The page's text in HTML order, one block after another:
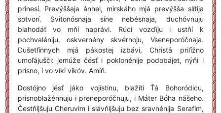
prinesí. Prevýššaja ánhel, mirskáho mjá prevýšša slítija
sotvorí. Svitonósnaja síne nebésnaja, duchóvnuju
blahodáť vo mňí naprávi. Rúci vozďíju i ustňí k
pochvaléniju, oskvernény skvérnoju, Vseneporóčnaja.
Dušetľínnych mjá pákostej izbávi, Christá priľížno
umoľájušči: jemúže čésť i poklonénije podobájet, nýňi i
prísno, i vo víki vikóv. Amíň.
Dostójno jésť jáko vojístinu, blažíti Ťá Bohoródicu,
prisnoblažénnuju i preneporóčnuju, i Máter Bóha nášeho.
Čestňíjšuju Cheruvim i slávňijšuju bez sravnénija Serafim,